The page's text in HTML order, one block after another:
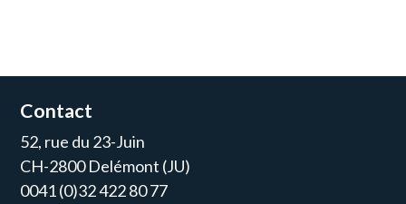
Contact
52, rue du 23-Juin
CH-2800 Delémont (JU)
0041 (0)32 422 80 77